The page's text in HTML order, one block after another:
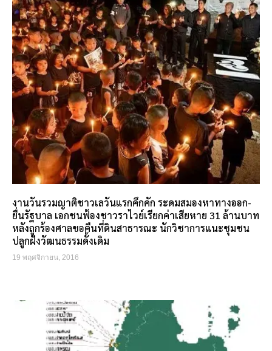
งานวันรวมญาติชาวเลวันแรกคึกคัก ระดมสมองหาทางออก-
ยื่นรัฐบาล เอกชนฟ้องชาวราไวย์เรียกค่าเสียหาย 31 ล้านบาท
หลังถูกร้องศาลขอคืนที่ดินสาธารณะ นักวิชาการแนะชุมชน
ปลูกฝังวัฒนธรรมดั้งเดิม
19 พฤศจิกายน, 2016